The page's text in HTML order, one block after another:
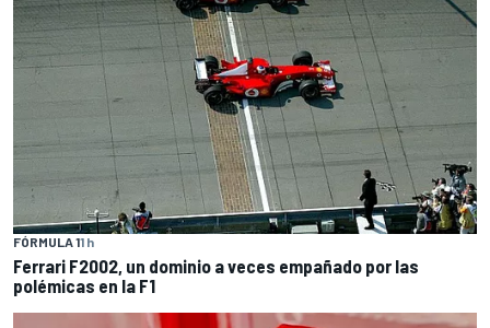
FÓRMULA 11 h
Ferrari F2002, un dominio a veces empañado por las
polémicas en la F1